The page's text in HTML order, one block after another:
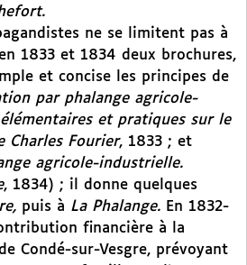
ne se limitent pas à
1833 et 1834 deux brochures,
et concise les principes de
par phalange agricole-
et pratiques sur le
Charles Fourier, 1833 ; et
agricole-industrielle.
, 1834) ; il donne quelques
puis à La Phalange. En 1832-
financière à la
Condé-sur-Vesgre, prévoyant